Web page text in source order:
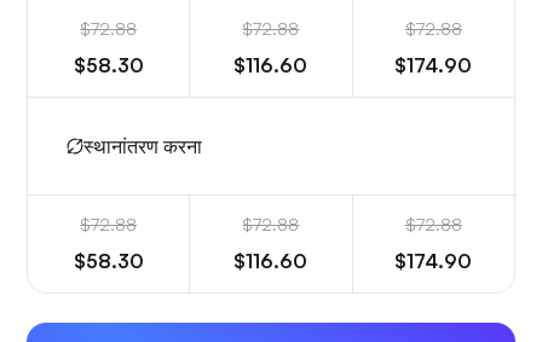
$72.88
$58.30
$72.88
$116.60
$72.88
$174.90
स्थानांतरण करना
$72.88
$58.30
$72.88
$116.60
$72.88
$174.90